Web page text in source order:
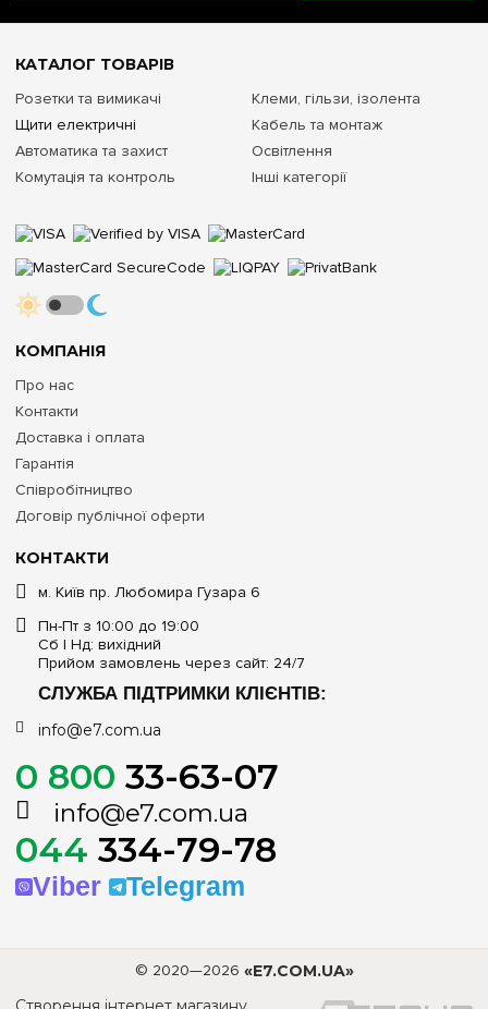
КОНТАКТИ
м. Київ пр. Любомира Гузара 6
Пн-Пт з 10:00 до 19:00
Сб | Нд: вихідний
Прийом замовлень через сайт: 24/7
СЛУЖБА ПІДТРИМКИ КЛІЄНТІВ:
info@e7.com.ua
0 800 33-63-07
info@e7.com.ua
044 334-79-78
Viber Telegram
КОМПАНІЯ
Про нас
Контакти
Доставка і оплата
Гарантія
Співробітництво
Договір публічної оферти
КАТАЛОГ ТОВАРІВ
Розетки та вимикачі
Щити електричні
Автоматика та захист
Комутація та контроль
Клеми, гільзи, ізолента
Кабель та монтаж
Освітлення
Інші категорії
© 2020—2026 «E7.COM.UA»